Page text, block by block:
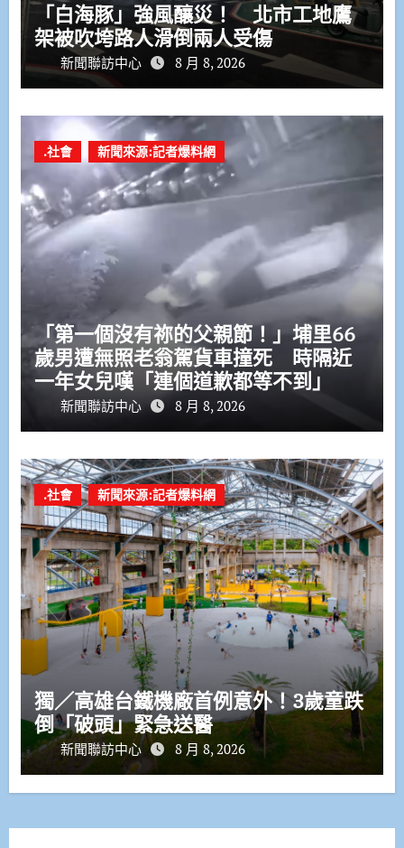
「白海豚」強風釀災！ 北市工地鷹
架被吹垮路人滑倒兩人受傷
新聞聯訪中心 8 月 8, 2026
.社會 新聞來源:記者爆料網
「第一個沒有祢的父親節！」埔里66
歲男遭無照老翁駕貨車撞死 時隔近
一年女兒嘆「連個道歉都等不到」
新聞聯訪中心 8 月 8, 2026
.社會 新聞來源:記者爆料網
獨／高雄台鐵機廠首例意外！3歲童跌
倒「破頭」緊急送醫
新聞聯訪中心 8 月 8, 2026